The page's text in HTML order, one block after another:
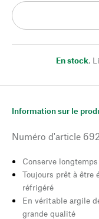
En stock,
Information sur le
Numéro d'article
Conserve
Toujours prêt à être
réfrigéré
En véritable argile
grande qualité